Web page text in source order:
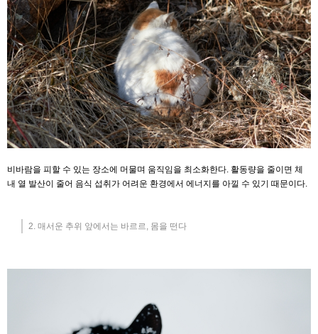
비바람을 피할 수 있는 장소에 머물며 움직임을 최소화한다. 활동량을 줄이면 체
내 열 발산이 줄어 음식 섭취가 어려운 환경에서 에너지를 아낄 수 있기 때문이다.
2. 매서운 추위 앞에서는 바르르, 몸을 떤다